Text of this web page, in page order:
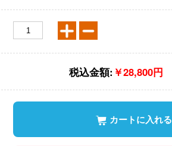
税込金額: ￥28,800円
カートに入れる